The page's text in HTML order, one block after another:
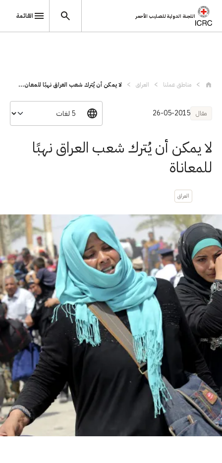
اللجنة الدولية للصليب الأحمر القائمة
مناطق عملنا العراق لا يمكن أن يُترك شعب العراق نهبًا للمعان...
مقال 26-05-2015
لا يمكن أن يُترك شعب العراق نهبًا
للمعاناة
العراق